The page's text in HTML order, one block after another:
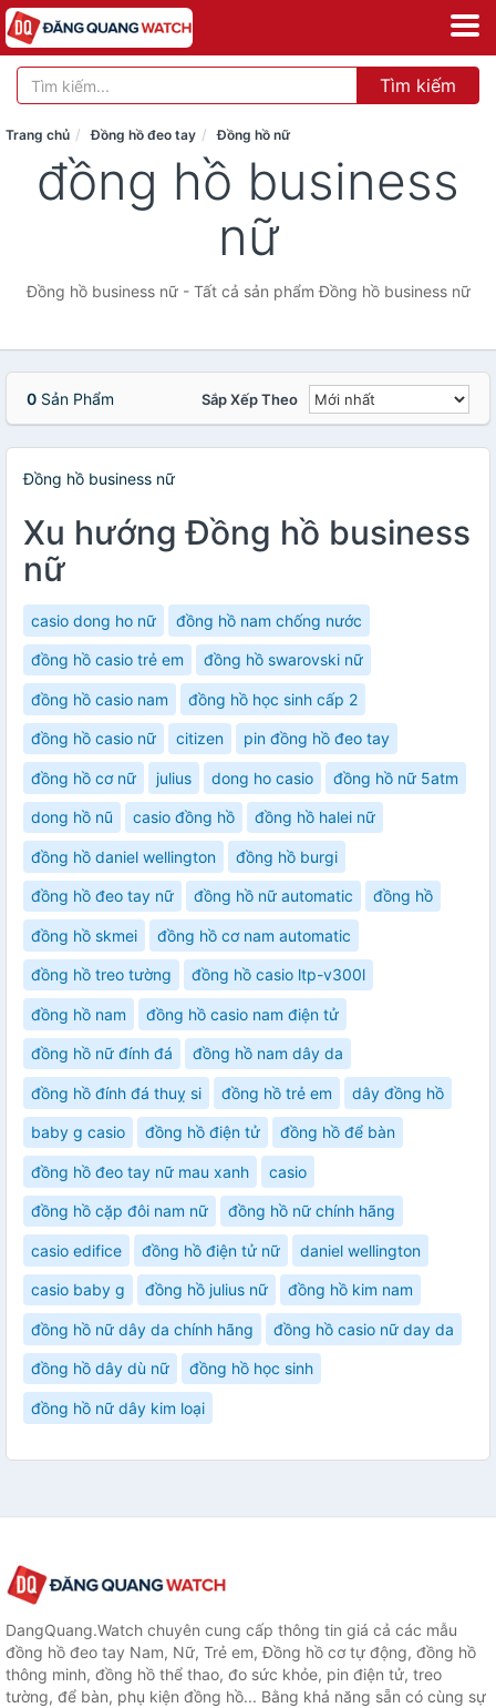
Tìm kiếm
Trang chủ Đồng hồ đeo tay Đồng hồ nữ
đồng hồ business
nữ
Đồng hồ business nữ - Tất cả sản phẩm Đồng hồ business nữ
0 Sản Phẩm Sắp Xếp Theo
Đồng hồ business nữ
Xu hướng Đồng hồ business
nữ
casio dong ho nữ đồng hồ nam chống nước
đồng hồ casio trẻ em đồng hồ swarovski nữ
đồng hồ casio nam đồng hồ học sinh cấp 2
đồng hồ casio nữ citizen pin đồng hồ đeo tay
đồng hồ cơ nữ julius dong ho casio đồng hồ nữ 5atm
dong hồ nũ casio đồng hồ đồng hồ halei nữ
đồng hồ daniel wellington đồng hồ burgi
đồng hồ đeo tay nữ đồng hồ nữ automatic đồng hồ
đồng hồ skmei đồng hồ cơ nam automatic
đồng hồ treo tường đồng hồ casio ltp-v300l
đồng hồ nam đồng hồ casio nam điện tử
đồng hồ nữ đính đá đồng hồ nam dây da
đồng hồ đính đá thuỵ si đồng hồ trẻ em dây đồng hồ
baby g casio đồng hồ điện tử đồng hồ để bàn
đồng hồ đeo tay nữ mau xanh casio
đồng hồ cặp đôi nam nữ đồng hồ nữ chính hãng
casio edifice đồng hồ điện tử nữ daniel wellington
casio baby g đồng hồ julius nữ đồng hồ kim nam
đồng hồ nữ dây da chính hãng đồng hồ casio nữ day da
đồng hồ dây dù nữ đồng hồ học sinh
đồng hồ nữ dây kim loại
DangQuang.Watch chuyên cung cấp thông tin giá cả các mẫu
đồng hồ đeo tay Nam, Nữ, Trẻ em, Đồng hồ cơ tự động, đồng hồ
thông minh, đồng hồ thể thao, đo sức khỏe, pin điện tử, treo
tường, để bàn, phụ kiện đồng hồ... Bằng khả năng sẵn có cùng sự